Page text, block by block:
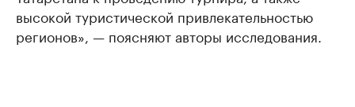
высокой туристической привлекательностью
регионов», — поясняют авторы исследования.